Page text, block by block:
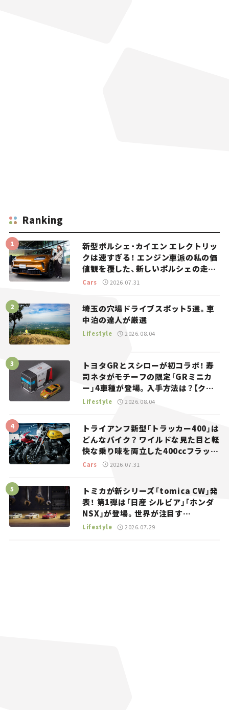
Ranking
新型ポルシェ・カイエン エレクトリッ
クは速すぎる！ エンジン車派の私の価
値観を覆した、新しいポルシェの走
り。
Cars 2026.07.31
埼玉の穴場ドライブスポット5選。車
中泊の達人が厳選
Lifestyle 2026.08.04
トヨタGRとスシローが初コラボ！ 寿
司ネタがモチーフの限定「GRミニカ
ー」4車種が登場。入手方法は？【クル
マとホビー】
Lifestyle 2026.08.04
トライアンフ新型「トラッカー400」は
どんなバイク？ ワイルドな見た目と軽
快な乗り味を両立した400ccフラット
トラッカー【試乗レビュー】
Cars 2026.07.31
トミカが新シリーズ「tomica CW」発
表！ 第1弾は「日産 シルビア」「ホンダ
NSX」が登場。世界が注目す
る“JDM”に焦点【クルマとホビー】
Lifestyle 2026.07.29